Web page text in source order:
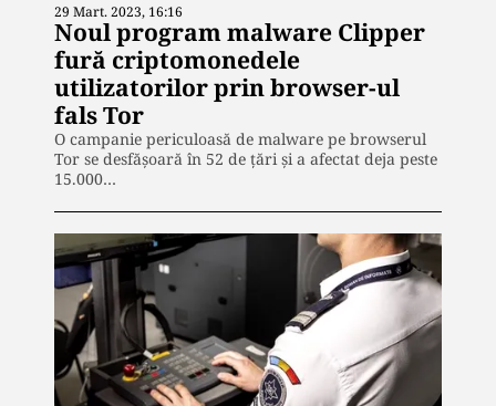
29 Mart. 2023, 16:16
Noul program malware Clipper
fură criptomonedele
utilizatorilor prin browser-ul
fals Tor
O campanie periculoasă de malware pe browserul
Tor se desfășoară în 52 de țări și a afectat deja peste
15.000…